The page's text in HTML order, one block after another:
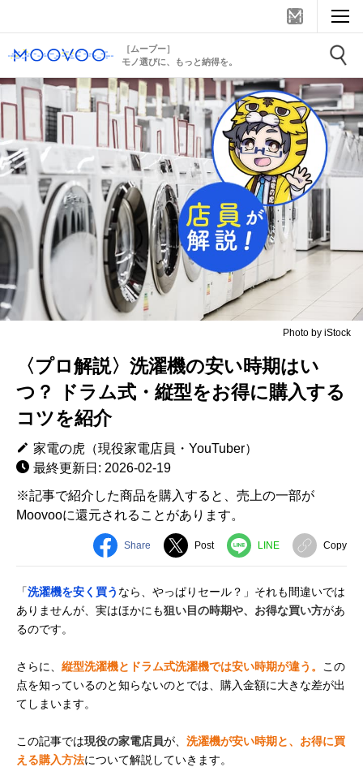
［ムーブー］
モノ選びに、もっと納得を。
Photo by iStock
〈プロ解説〉洗濯機の安い時期はい
つ？ ドラム式・縦型をお得に購入する
コツを紹介
家電の虎（現役家電店員・YouTuber）
最終更新日: 2026-02-19
※記事で紹介した商品を購入すると、売上の一部が
Moovooに還元されることがあります。
Share Post LINE Copy
「洗濯機を安く買う なら、やっぱりセール？」それも間違いでは
ありませんが、実はほかにも狙い目の時期や、お得な買い方があ
るのです。
さらに、 縦型洗濯機とドラム式洗濯機では安い時期が違う。
この
点を知っているのと知らないのとでは、購入金額に大きな差が出
てしまいます。
この記事では現役の家電店員が、 洗濯機が安い時期と、お得に買
える購入方法について解説していきます。